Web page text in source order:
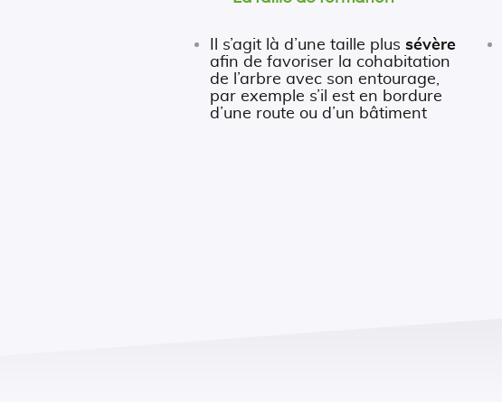
Il s’agit là d’une taille plus sévère
afin de favoriser la cohabitation
de l’arbre avec son entourage,
par exemple s’il est en bordure
d’une route ou d’un bâtiment